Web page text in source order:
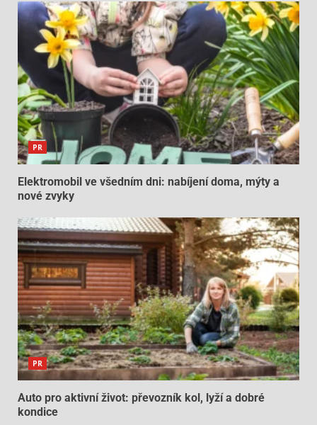
PR
Elektromobil ve všedním dni: nabíjení doma, mýty a
nové zvyky
PR
Auto pro aktivní život: převozník kol, lyží a dobré
kondice